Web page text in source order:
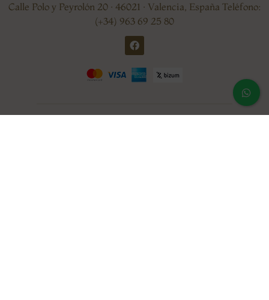
Calle Polo y Peyrolón 20 · 46021 · Valencia, España Teléfono:
(+34) 963 69 25 80